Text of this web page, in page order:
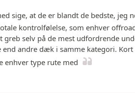
sige, at de er blandt de bedste, jeg
kontrolfølelse, som enhver
selv på de mest udfordrende
andre dæk i samme kategori.
enhver type rute med